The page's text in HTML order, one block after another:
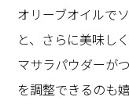
オリーブオイルで
と、さらに美味し
マサラパウダーが
を調整できるのも